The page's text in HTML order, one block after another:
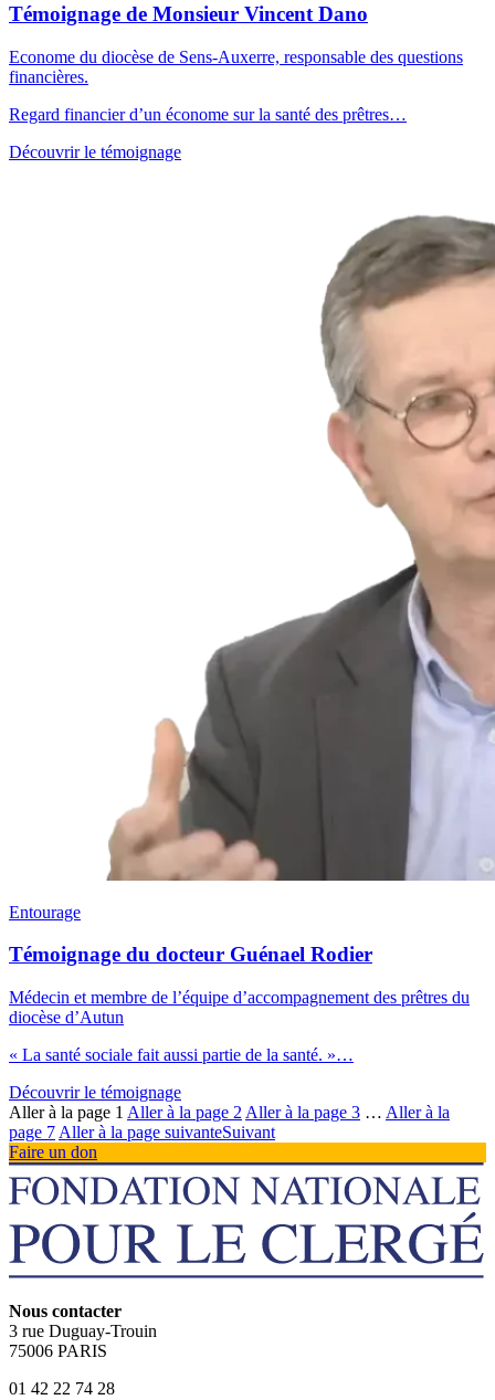
Témoignage de Monsieur Vincent Dano
Econome du diocèse de Sens-Auxerre, responsable des questions
financières.
Regard financier d’un économe sur la santé des prêtres…
Découvrir le témoignage
Entourage
Témoignage du docteur Guénael Rodier
Médecin et membre de l’équipe d’accompagnement des prêtres du
diocèse d’Autun
« La santé sociale fait aussi partie de la santé. »…
Découvrir le témoignage
Aller à la page 1 Aller à la page 2 Aller à la page 3 … Aller à la
page 7 Aller à la page suivanteSuivant
Faire un don
Nous contacter
3 rue Duguay-Trouin
75006 PARIS
01 42 22 74 28